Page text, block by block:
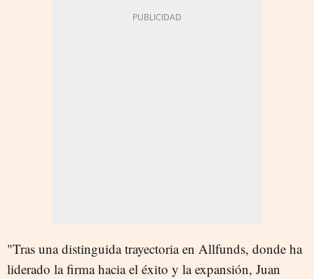
"Tras una distinguida trayectoria en Allfunds, donde ha
liderado la firma hacia el éxito y la expansión, Juan